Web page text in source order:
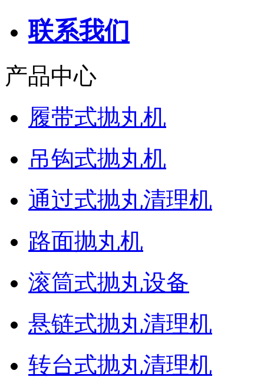
联系我们
产品中心
履带式抛丸机
吊钩式抛丸机
通过式抛丸清理机
路面抛丸机
滚筒式抛丸设备
悬链式抛丸清理机
转台式抛丸清理机